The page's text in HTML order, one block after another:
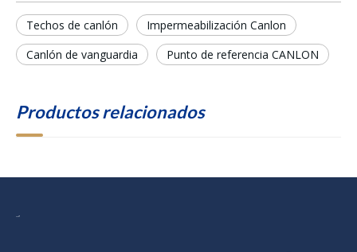
Techos de canlón
Impermeabilización Canlon
Canlón de vanguardia
Punto de referencia CANLON
Productos relacionados